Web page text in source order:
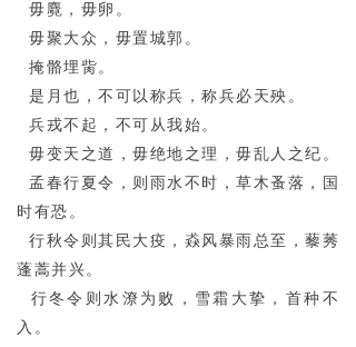
毋麑，毋卵。
毋聚大众，毋置城郭。
掩骼埋胔。
是月也，不可以称兵，称兵必天殃。
兵戎不起，不可从我始。
毋变天之道，毋绝地之理，毋乱人之纪。
孟春行夏令，则雨水不时，草木蚤落，国
时有恐。
行秋令则其民大疫，猋风暴雨总至，藜莠
蓬蒿并兴。
行冬令则水潦为败，雪霜大挚，首种不
入。